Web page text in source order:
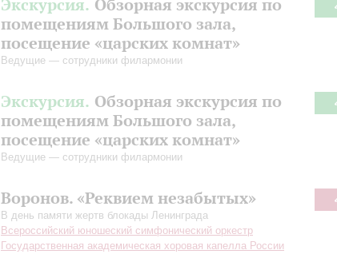
Экскурсия. Обзорная экскурсия по
помещениям Большого зала,
посещение «царских комнат»
Ведущие — сотрудники филармонии
Экскурсия. Обзорная экскурсия по
помещениям Большого зала,
посещение «царских комнат»
Ведущие — сотрудники филармонии
Воронов. «Реквием незабытых»
В день памяти жертв блокады Ленинграда
Всероссийский юношеский симфонический оркестр
Государственная академическая хоровая капелла России